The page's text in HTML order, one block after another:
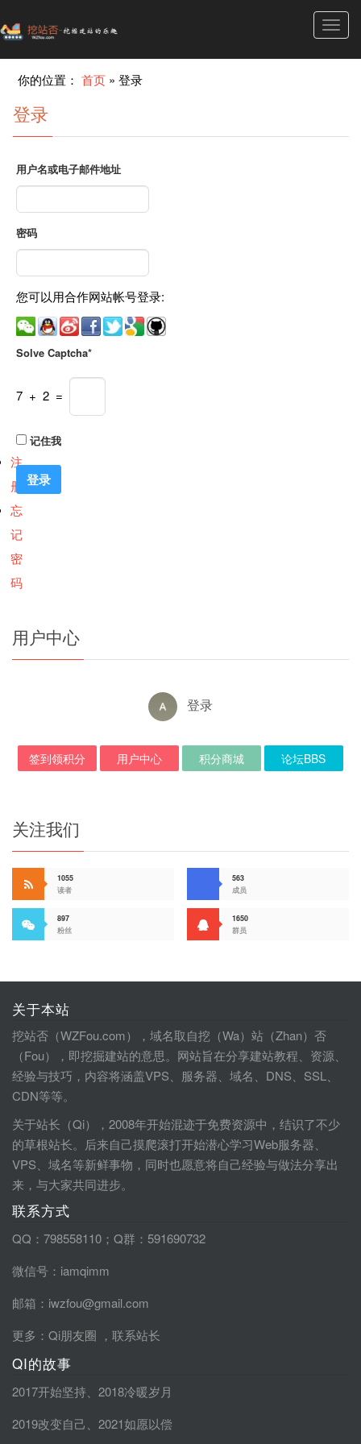
你的位置：首页 »登录
登录
用户名或电子邮件地址
密码
您可以用合作网站帐号登录:
Solve Captcha*
7 + 2 =
记住我
注
册
忘
记
密
码
用户中心
登录
签到领积分 用户中心 积分商城 论坛BBS
关注我们
1055
读者
563
成员
897
粉丝
1650
群员
关于本站
挖站否（WZFou.com），域名取自挖（Wa）站（Zhan）否
（Fou），即挖掘建站的意思。网站旨在分享建站教程、资源、
经验与技巧，内容将涵盖VPS、服务器、域名、DNS、SSL、
CDN等等。
关于站长（Qi），2008年开始混迹于免费资源中，结识了不少
的草根站长。后来自己摸爬滚打开始潜心学习Web服务器、
VPS、域名等新鲜事物，同时也愿意将自己经验与做法分享出
来，与大家共同进步。
联系方式
QQ：798558110；Q群：591690732
微信号：iamqimm
邮箱：iwzfou@gmail.com
更多： Qi朋友圈 ， 联系站长
QI的故事
2017开始坚持
2018冷暖岁月
2019改变自己
2021如愿以偿